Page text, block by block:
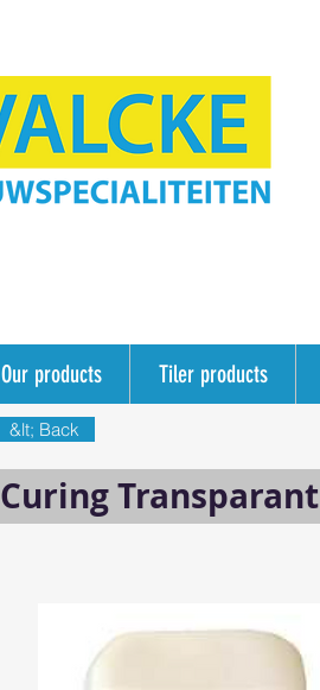
Our products Tiler products
&lt; Back
Curing Transparant